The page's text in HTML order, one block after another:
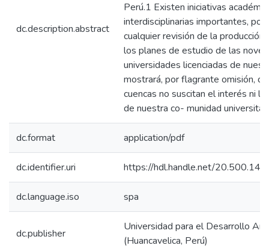
dc.description.abstract
Perú.1 Existen iniciativas
interdisciplinarias importantes,
cualquier revisión de la producción
los planes de estudio de las
universidades licenciadas de
mostrará, por flagrante omisión,
cuencas no suscitan el interés ni la
de nuestra co- munidad
dc.format application/pdf
dc.identifier.uri https://hdl.handle.net/
dc.language.iso spa
dc.publisher
Universidad para el Desarrollo
(Huancavelica, Perú)